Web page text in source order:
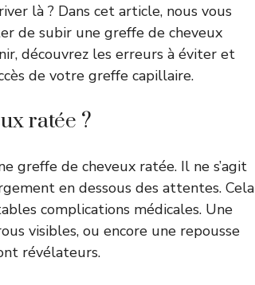
là ? Dans cet article, nous vous
de subir une greffe de cheveux
découvrez les erreurs à éviter et
de votre greffe capillaire.
ratée ?
greffe de cheveux ratée. Il ne s’agit
en dessous des attentes. Cela
complications médicales. Une
visibles, ou encore une repousse
révélateurs.